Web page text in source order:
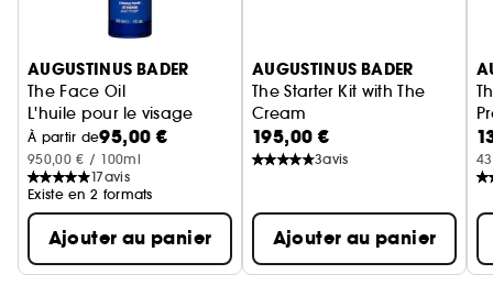
Ignorer le carrousel produits
AUGUSTINUS BADER
The Face Oil
L'huile pour le visage
À partir de95,00 €
950,00 € / 100ml
17avis
Existe en 2 formats
Ajouter au panier
AUGUSTINUS BADER
The Starter Kit with The
Cream
Coffret Soin Visage
195,00 €
3avis
Ajouter au panier